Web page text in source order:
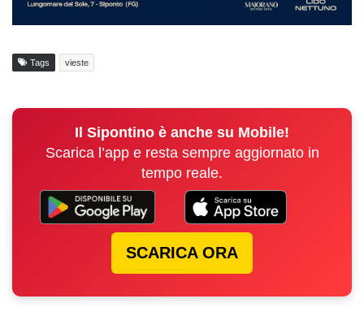
Tags vieste
Il Sipontino è anche su Mobile!
Scarica l’app e resta sempre aggiornato in
tempo reale.
SCARICA ORA